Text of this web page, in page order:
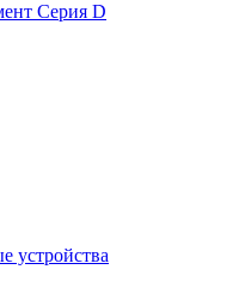
Серия D
устройства